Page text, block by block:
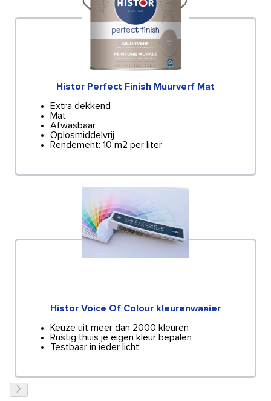
Histor Perfect Finish Muurverf Mat
Extra dekkend
Mat
Afwasbaar
Oplosmiddelvrij
Rendement: 10 m2 per liter
Histor Voice Of Colour kleurenwaaier
Keuze uit meer dan 2000 kleuren
Rustig thuis je eigen kleur bepalen
Testbaar in ieder licht